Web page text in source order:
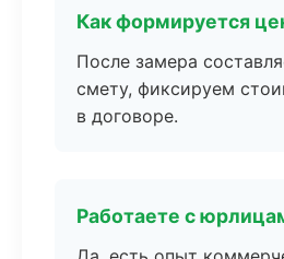
Как формируется
После замера
смету, фиксируем
в договоре.
Работаете с